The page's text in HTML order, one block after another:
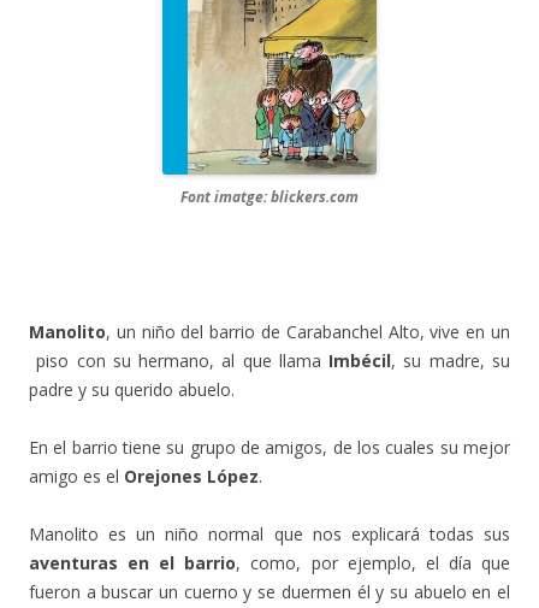
Font imatge: blickers.com
Manolito, un niño del barrio de Carabanchel Alto, vive en un
piso con su hermano, al que llama Imbécil, su madre, su
padre y su querido abuelo.
En el barrio tiene su grupo de amigos, de los cuales su mejor
amigo es el Orejones López.
Manolito es un niño normal que nos explicará todas sus
aventuras en el barrio, como, por ejemplo, el día que
fueron a buscar un cuerno y se duermen él y su abuelo en el